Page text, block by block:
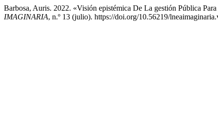
Barbosa, Auris. 2022. «Visión epistémica De La gestión Pública
IMAGINARIA, n.º 13 (julio). https://doi.org/10.56219/